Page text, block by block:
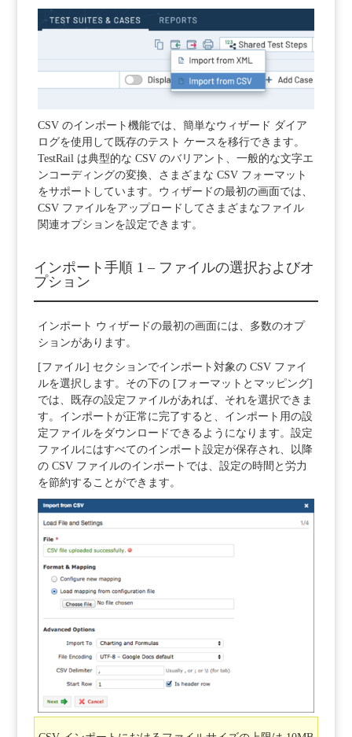
CSV のインポート機能では、簡単なウィザード ダイア
ログを使用して既存のテスト ケースを移行できます。
TestRail は典型的な CSV のバリアント、一般的な文字エ
ンコーディングの変換、さまざまな CSV フォーマット
をサポートしています。ウィザードの最初の画面では、
CSV ファイルをアップロードしてさまざまなファイル
関連オプションを設定できます。
インポート手順 1 – ファイルの選択およびオ
プション
インポート ウィザードの最初の画面には、多数のオプ
ションがあります。
[ファイル] セクションでインポート対象の CSV ファイ
ルを選択します。その下の [フォーマットとマッピング]
では、既存の設定ファイルがあれば、それを選択できま
す。インポートが正常に完了すると、インポート用の設
定ファイルをダウンロードできるようになります。設定
ファイルにはすべてのインポート設定が保存され、以降
の CSV ファイルのインポートでは、設定の時間と労力
を節約することができます。